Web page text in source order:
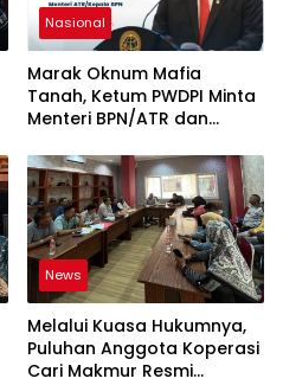
Nasional
Marak Oknum Mafia
Tanah, Ketum PWDPI Minta
Menteri BPN/ATR dan
Karimun Kepri
News
Melalui Kuasa Hukumnya,
Puluhan Anggota Koperasi
Cari Makmur Resmi